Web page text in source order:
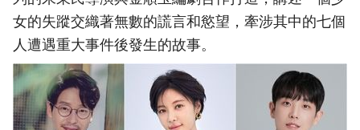
女的失蹤交織著無數的謊言和慾望，牽涉其中的七個
人遭遇重大事件後發生的故事。